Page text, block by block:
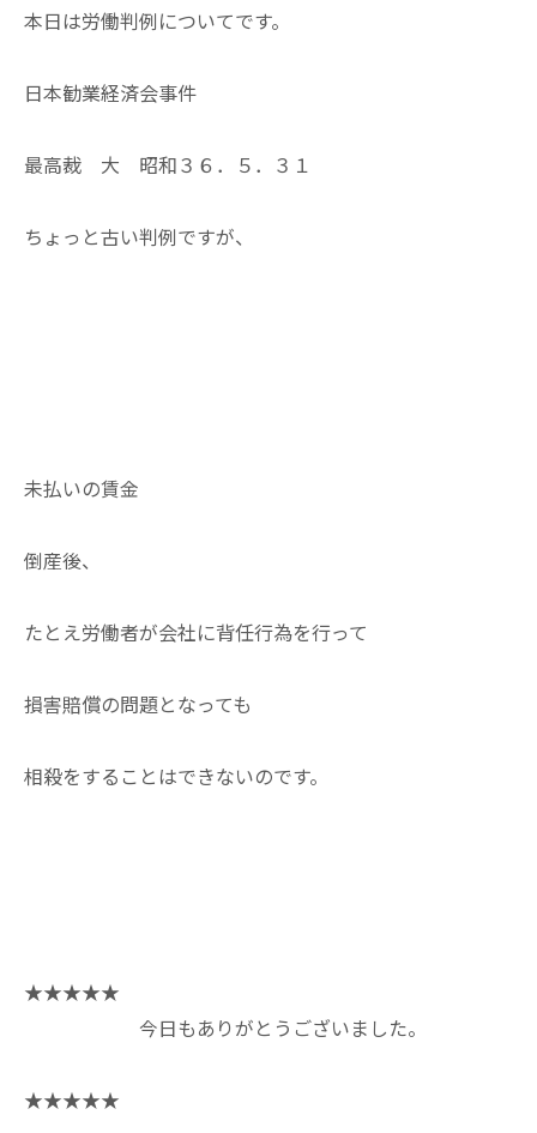
本日は労働判例についてです。
日本勧業経済会事件
最高裁 大 昭和３６．５．３１
ちょっと古い判例ですが、
未払いの賃金
倒産後、
たとえ労働者が会社に背任行為を行って
損害賠償の問題となっても
相殺をすることはできないのです。
★★★★★
今日もありがとうございました。
★★★★★